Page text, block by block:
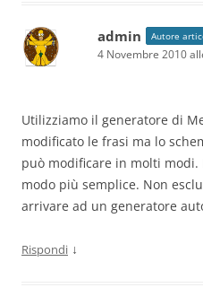
admin Autore
4 Novembre 2010
Utilizziamo il generatore di
modificato le frasi ma lo
può modificare in molti
modo più semplice. Non
arrivare ad un generatore
Rispondi ↓